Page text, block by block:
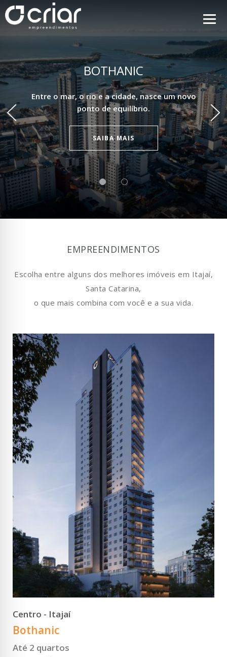
BOTHANIC
Entre o mar, o rio e a cidade, nasce um novo
ponto de equilíbrio.
SAIBA MAIS
ARTISAN STUDIOS
Com o estilo contemporâneo e dinâmico da
vida moderna.
SAIBA MAIS
EMPREENDIMENTOS
Escolha entre alguns dos melhores imóveis em Itajaí,
Santa Catarina,
o que mais combina com você e a sua vida.
Centro - Itajaí
Bothanic
Até 2 quartos